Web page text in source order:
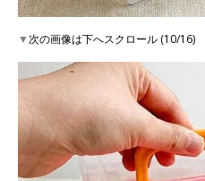
▼次の画像は下へスクロール (10/16)